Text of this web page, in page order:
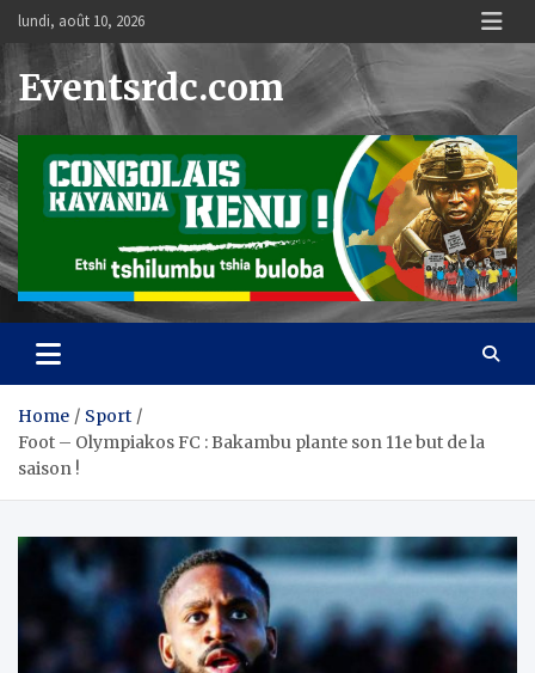
Skip
content
lundi, août 10, 2026
Eventsrdc.com
Home
Sport
Foot – Olympiakos FC : Bakambu plante son 11e but de la
saison !